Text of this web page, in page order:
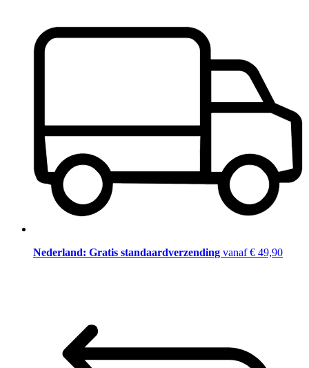
Nederland: Gratis standaardverzending vanaf € 49,90